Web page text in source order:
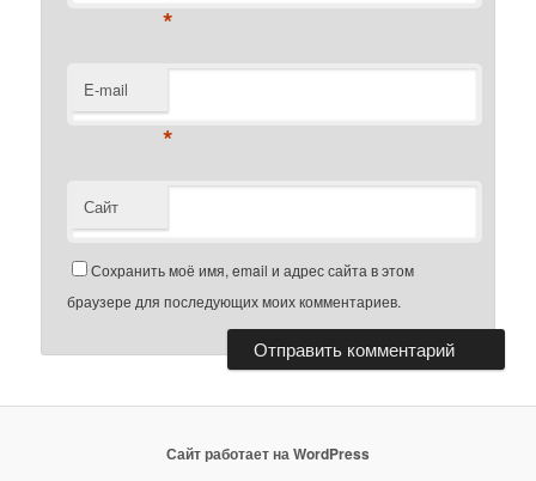
*
E-mail
*
Сайт
Сохранить моё имя, email и адрес сайта в этом
браузере для последующих моих комментариев.
Сайт работает на WordPress